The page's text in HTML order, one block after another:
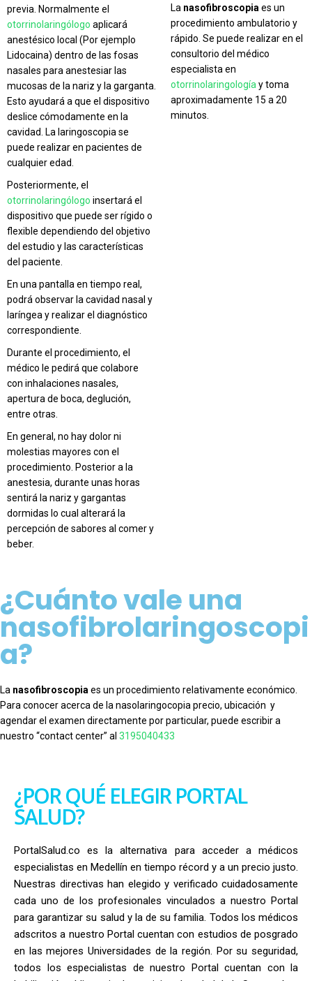
previa. Normalmente el
otorrinolaringólogo aplicará
anestésico local (Por ejemplo
Lidocaina) dentro de las fosas
nasales para anestesiar las
mucosas de la nariz y la garganta.
Esto ayudará a que el dispositivo
deslice cómodamente en la
cavidad. La laringoscopia se
puede realizar en pacientes de
cualquier edad.
Posteriormente, el
otorrinolaringólogo insertará el
dispositivo que puede ser rígido o
flexible dependiendo del objetivo
del estudio y las características
del paciente.
En una pantalla en tiempo real,
podrá observar la cavidad nasal y
laríngea y realizar el diagnóstico
correspondiente.
Durante el procedimiento, el
médico le pedirá que colabore
con inhalaciones nasales,
apertura de boca, deglución,
entre otras.
En general, no hay dolor ni
molestias mayores con el
procedimiento. Posterior a la
anestesia, durante unas horas
sentirá la nariz y gargantas
dormidas lo cual alterará la
percepción de sabores al comer y
beber.
La nasofibroscopia es un
procedimiento ambulatorio y
rápido. Se puede realizar en el
consultorio del médico
especialista en
otorrinolaringología y toma
aproximadamente 15 a 20
minutos.
¿Cuánto vale una
nasofibrolaringoscopi
a?
La nasofibroscopia es un procedimiento relativamente económico.
Para conocer acerca de la nasolaringocopia precio, ubicación y
agendar el examen directamente por particular, puede escribir a
nuestro “contact center” al 3195040433
¿POR QUÉ ELEGIR PORTAL
SALUD?
PortalSalud.co es la alternativa para acceder a médicos
especialistas en Medellín en tiempo récord y a un precio justo.
Nuestras directivas han elegido y verificado cuidadosamente
cada uno de los profesionales vinculados a nuestro Portal
para garantizar su salud y la de su familia. Todos los médicos
adscritos a nuestro Portal cuentan con estudios de posgrado
en las mejores Universidades de la región. Por su seguridad,
todos los especialistas de nuestro Portal cuentan con la